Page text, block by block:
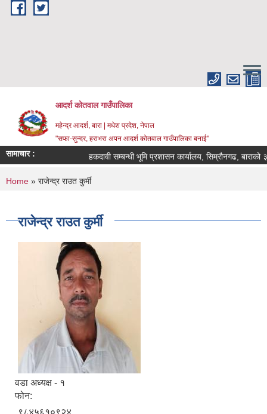
Skip to main content
आदर्श कोतवाल गाउँपालिका
महेन्द्र आदर्श, बारा | मधेश प्रदेश, नेपाल
"सफा-सुन्दर, हराभरा अपन आदर्श कोतवाल गाउँपालिका बनाई"
सामाचार : हकदावी सम्बन्धी भूमि प्रशासन कार्यालय, सिम्रौनगढ, बाराको
You are here
Home » राजेन्द्र राउत कुर्मी
राजेन्द्र राउत कुर्मी
वडा अध्यक्ष - १
फोन:
९८४५६१०९२४